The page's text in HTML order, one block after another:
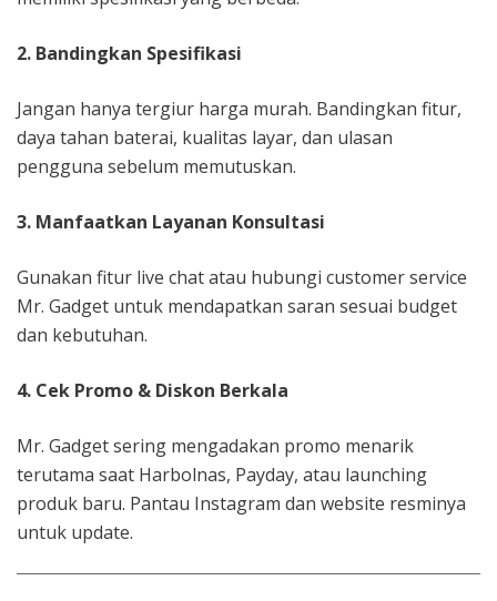
2. Bandingkan Spesifikasi
Jangan hanya tergiur harga murah. Bandingkan fitur,
daya tahan baterai, kualitas layar, dan ulasan
pengguna sebelum memutuskan.
3. Manfaatkan Layanan Konsultasi
Gunakan fitur live chat atau hubungi customer service
Mr. Gadget untuk mendapatkan saran sesuai budget
dan kebutuhan.
4. Cek Promo & Diskon Berkala
Mr. Gadget sering mengadakan promo menarik
terutama saat Harbolnas, Payday, atau launching
produk baru. Pantau Instagram dan website resminya
untuk update.